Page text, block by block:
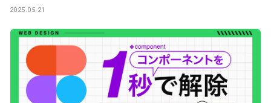
2025.05.21